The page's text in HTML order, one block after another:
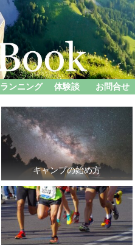
ランニング 体験談 お問合せ
キャンプの始め方